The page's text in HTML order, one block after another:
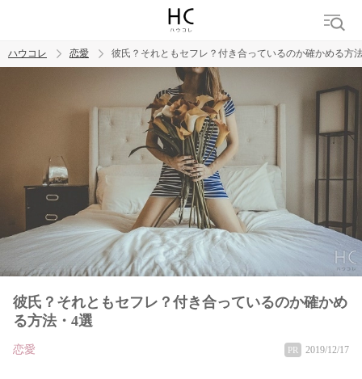
ハウコレ 恋愛 彼氏？それともセフレ？付き合っているのか確かめる方
彼氏？それともセフレ？付き合っているのか確かめ
る方法・4選
恋愛 PR 2019/12/17